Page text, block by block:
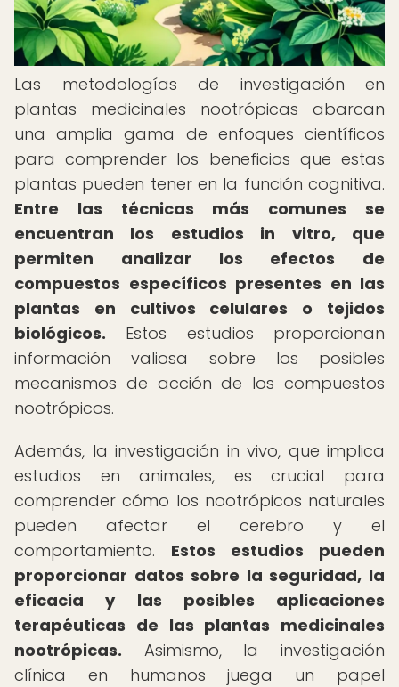
Las metodologías de investigación en
plantas medicinales nootrópicas abarcan
una amplia gama de enfoques científicos
para comprender los beneficios que estas
plantas pueden tener en la función cognitiva.
Entre las técnicas más comunes se
encuentran los estudios in vitro, que
permiten analizar los efectos de
compuestos específicos presentes en las
plantas en cultivos celulares o tejidos
biológicos. Estos estudios proporcionan
información valiosa sobre los posibles
mecanismos de acción de los compuestos
nootrópicos.
Además, la investigación in vivo, que implica
estudios en animales, es crucial para
comprender cómo los nootrópicos naturales
pueden afectar el cerebro y el
comportamiento. Estos estudios pueden
proporcionar datos sobre la seguridad, la
eficacia y las posibles aplicaciones
terapéuticas de las plantas medicinales
nootrópicas. Asimismo, la investigación
clínica en humanos juega un papel